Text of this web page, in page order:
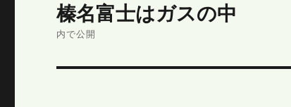
稿
榛名富士はガスの中
内で公開